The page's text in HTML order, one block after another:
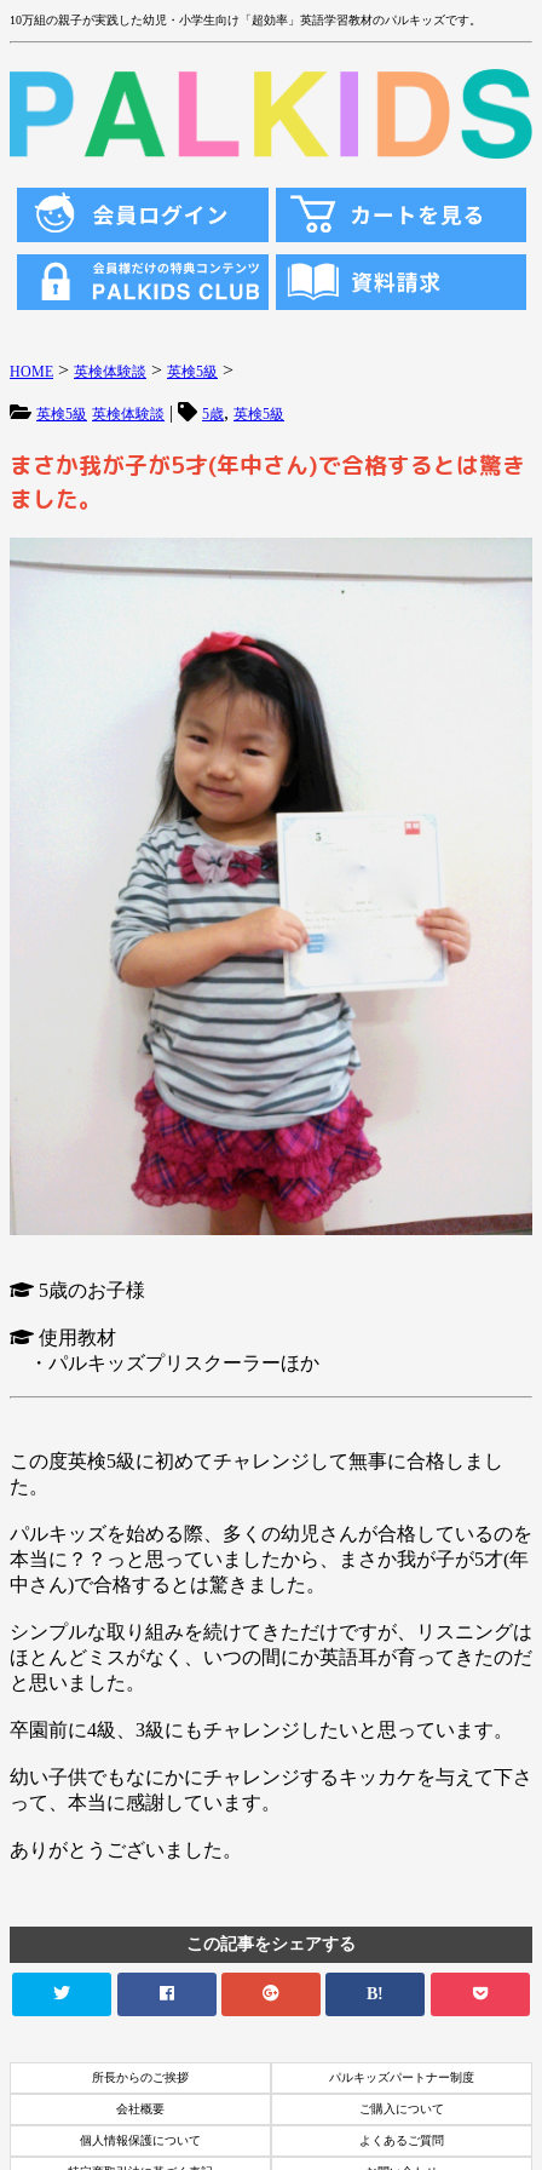
10万組の親子が実践した幼児・小学生向け「超効率」英語学習教材のパルキッズです。
HOME > 英検体験談 > 英検5級 >
英検5級 英検体験談 | 5歳, 英検5級
まさか我が子が5才(年中さん)で合格するとは驚き
ました。
5歳のお子様
使用教材
・パルキッズプリスクーラーほか
この度英検5級に初めてチャレンジして無事に合格しまし
た。
パルキッズを始める際、多くの幼児さんが合格しているのを
本当に？？っと思っていましたから、まさか我が子が5才(年
中さん)で合格するとは驚きました。
シンプルな取り組みを続けてきただけですが、リスニングは
ほとんどミスがなく、いつの間にか英語耳が育ってきたのだ
と思いました。
卒園前に4級、3級にもチャレンジしたいと思っています。
幼い子供でもなにかにチャレンジするキッカケを与えて下さ
って、本当に感謝しています。
ありがとうございました。
この記事をシェアする
B!
所長からのご挨拶 パルキッズパートナー制度
会社概要 ご購入について
個人情報保護について よくあるご質問